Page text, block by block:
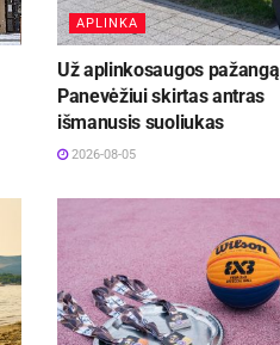
APLINKA
Už aplinkosaugos pažangą
Panevėžiui skirtas antras
išmanusis suoliukas
2026-08-05